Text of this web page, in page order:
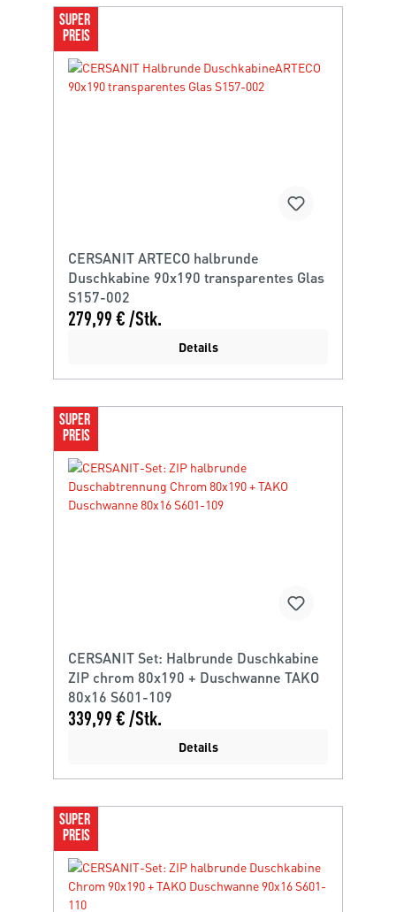
SUPER
PREIS
CERSANIT ARTECO halbrunde
Duschkabine 90x190 transparentes Glas
S157-002
279,99 € /Stk.
Details
SUPER
PREIS
CERSANIT Set: Halbrunde Duschkabine
ZIP chrom 80x190 + Duschwanne TAKO
80x16 S601-109
339,99 € /Stk.
Details
SUPER
PREIS